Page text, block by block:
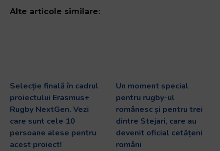
Alte articole similare:
Selecție finală în cadrul
proiectului Erasmus+
Rugby NextGen. Vezi
care sunt cele 10
persoane alese pentru
acest proiect!
Un moment special
pentru rugby-ul
românesc și pentru trei
dintre Stejari, care au
devenit oficial cetățeni
români